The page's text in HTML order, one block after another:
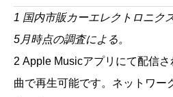
1 国内市販カーエレクトロニク
5月時点の調査による。
2 Apple Musicアプリにて配信
曲で再生可能です。ネットワー